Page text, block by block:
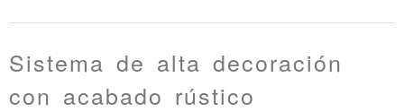
Sistema de alta decoración
con acabado rústico